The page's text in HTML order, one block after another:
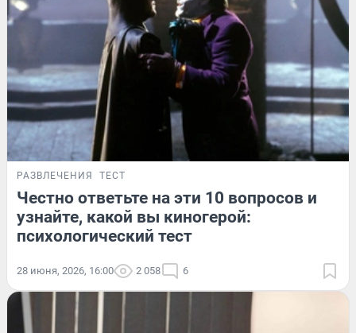
РАЗВЛЕЧЕНИЯ ТЕСТ
Честно ответьте на эти 10 вопросов и
узнайте, какой вы киногерой:
психологический тест
28 июня, 2026, 16:00 2 058 6